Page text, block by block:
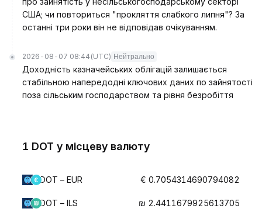
США; чи повториться "прокляття слабкого липня"? За
останні три роки він не відповідав очікуванням.
2026-08-07 08:44 (UTC) Нейтрально
Доходність казначейських облігацій залишається
стабільною напередодні ключових даних по зайнятості
поза сільським господарством та рівня безробіття
1 DOT у місцеву валюту
DOT – EUR € 0.7054314690794082
DOT – ILS ₪ 2.4411679925613705